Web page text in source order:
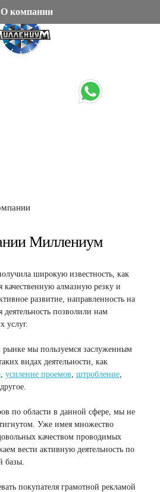
О компании
Миллениум
широкую известность, как
алмазную резку и
развитие, направленность на
деятельность позволили нам
услуг.
рынке мы пользуемся заслуженным
видах деятельности, как
, усиление проемов, штробление,
по области в данной сфере, мы не
Уже имея множество
качеством проводимых
вести активную деятельность по
базы.
покупателя грамотной рекламой